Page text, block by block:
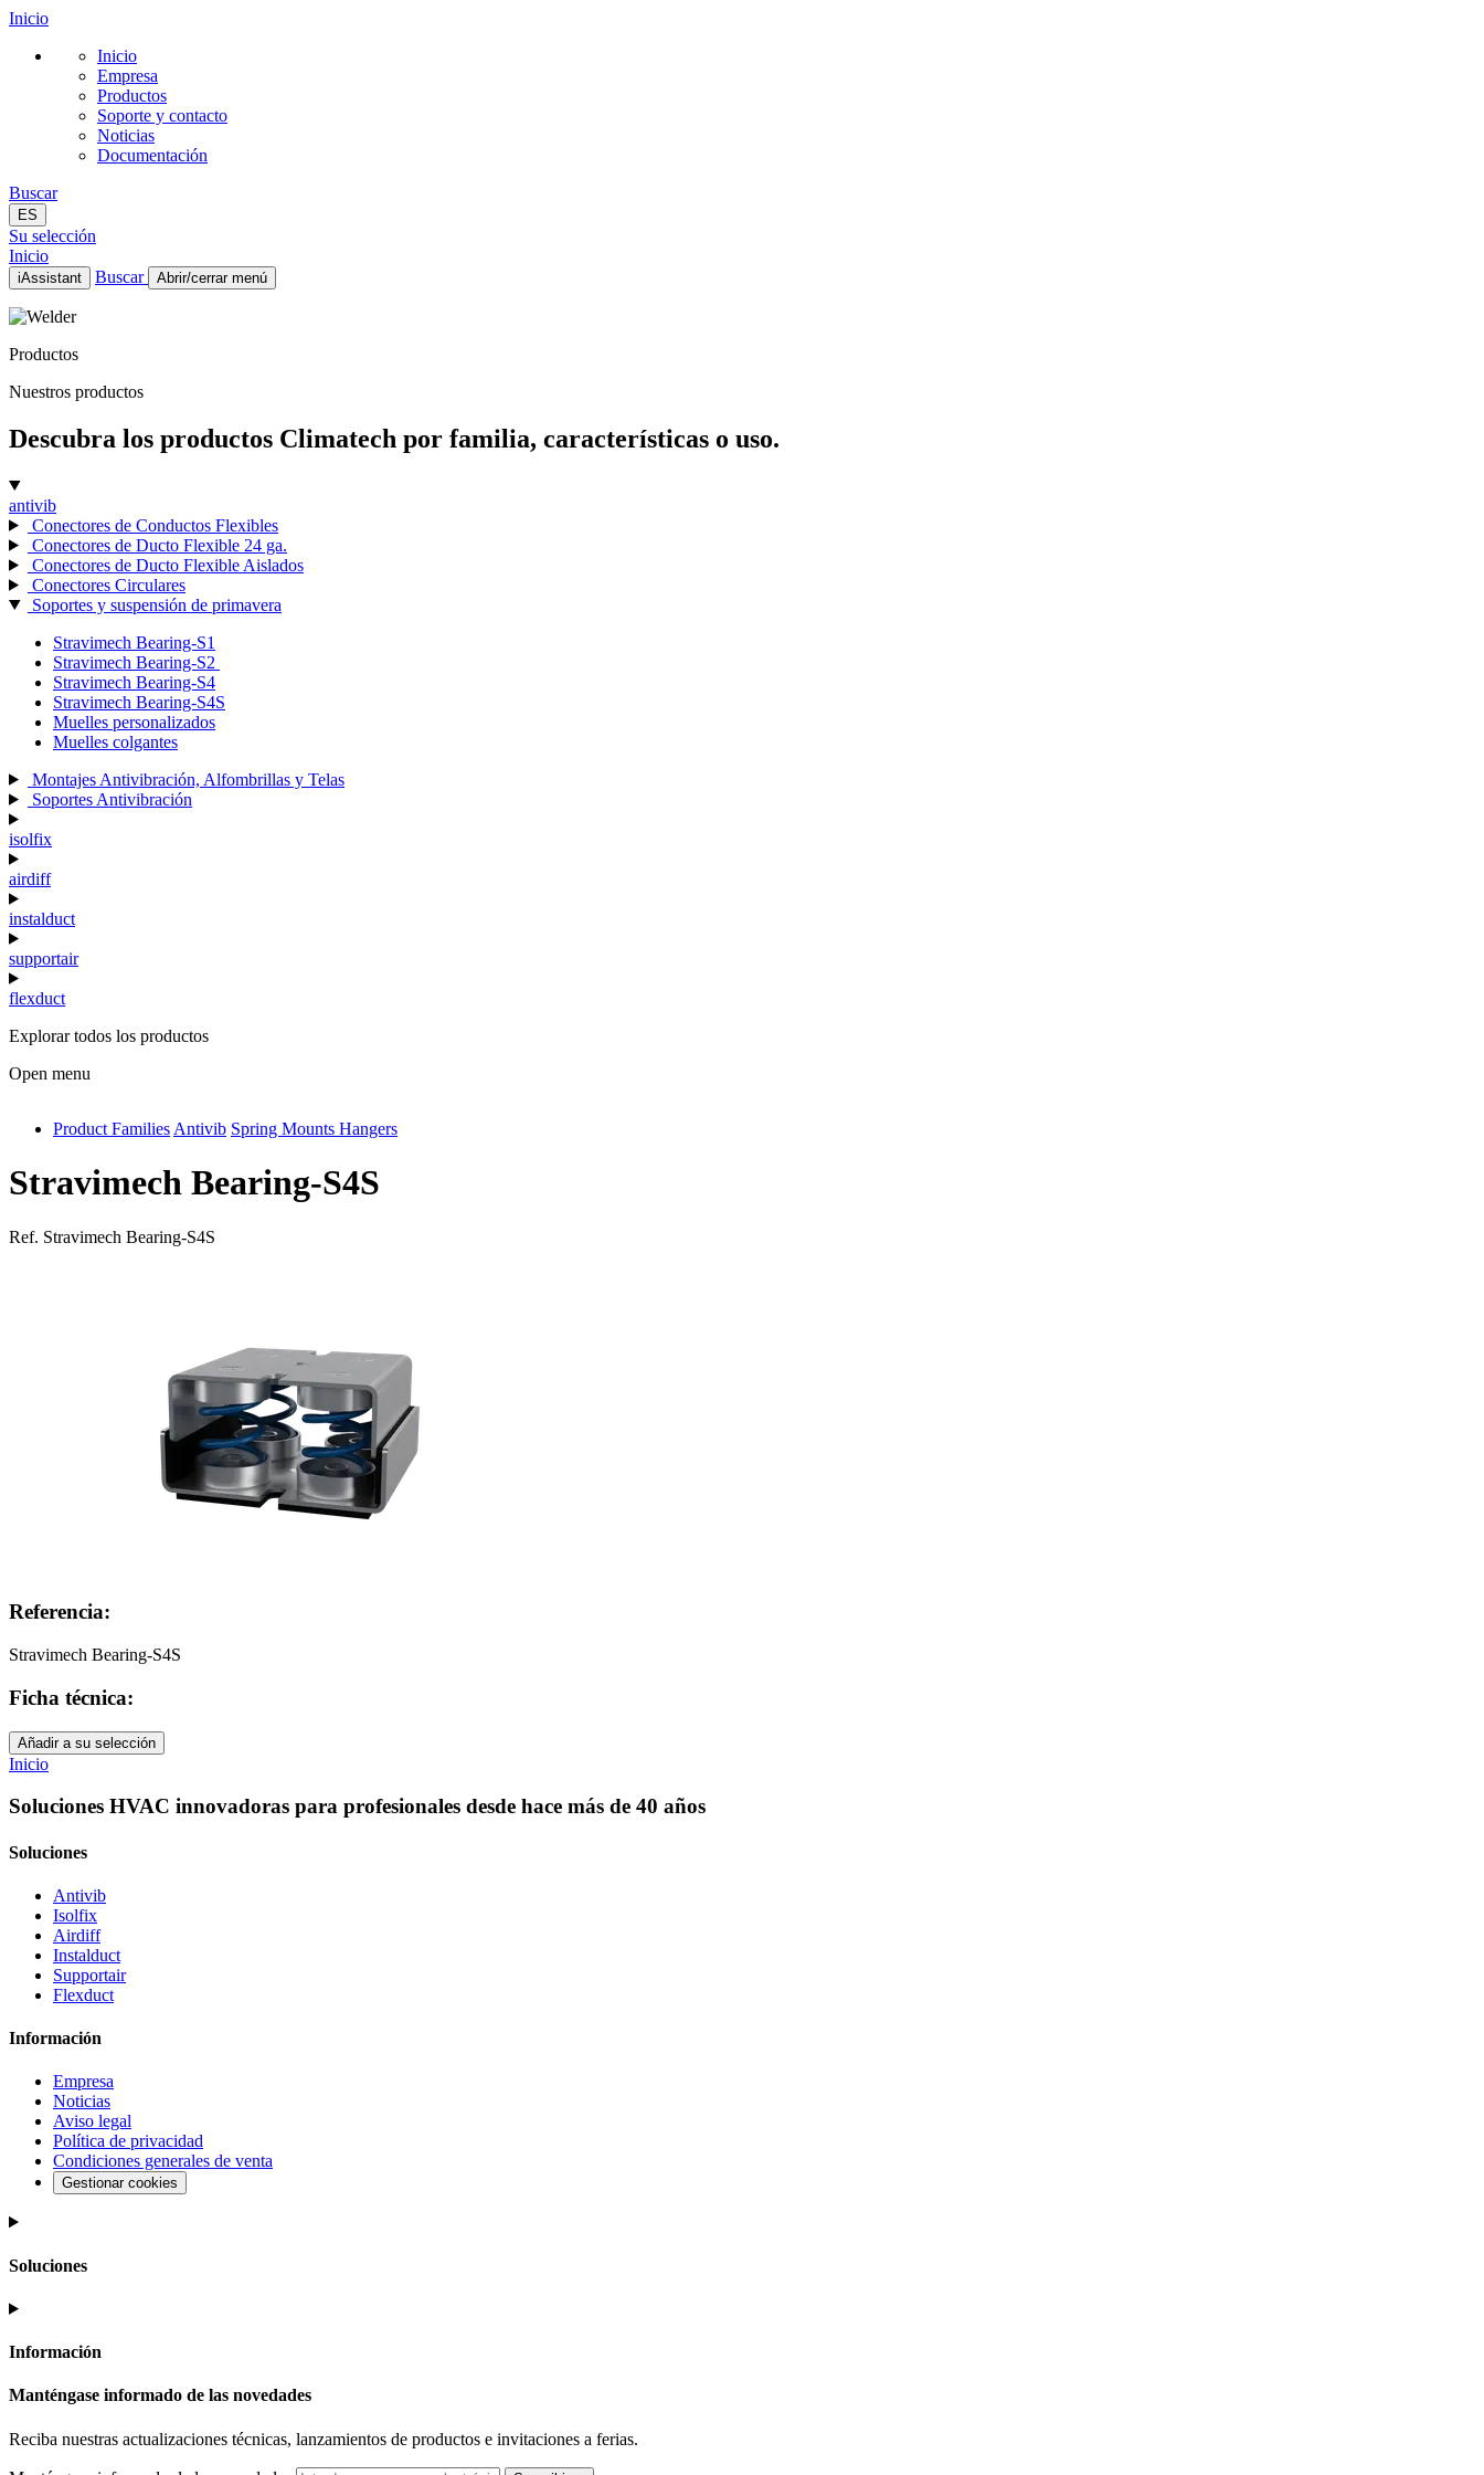
Inicio
Inicio
Empresa
Productos
Soporte y contacto
Noticias
Documentación
Buscar
ES
Su selección
Inicio
iAssistant Buscar Abrir/cerrar menú
Inicio
Productos
Noticias
ES
Productos
Nuestros productos
Descubra los productos Climatech por familia, características o uso.
antivib
Conectores de Conductos Flexibles
Conectores de Ducto Flexible 24 ga.
Conectores de Ducto Flexible Aislados
Conectores Circulares
Soportes y suspensión de primavera
Stravimech Bearing-S1
Stravimech Bearing-S2
Stravimech Bearing-S4
Stravimech Bearing-S4S
Muelles personalizados
Muelles colgantes
Montajes Antivibración, Alfombrillas y Telas
Soportes Antivibración
isolfix
airdiff
instalduct
supportair
flexduct
Explorar todos los productos
Open menu
antivib
isolfix
Product Families Antivib Spring Mounts Hangers
Stravimech Bearing-S4S
Ref. Stravimech Bearing-S4S
Referencia:
Stravimech Bearing-S4S
Ficha técnica:
Añadir a su selección
Inicio
Soluciones HVAC innovadoras para profesionales desde hace más de 40 años
Soluciones
Antivib
Isolfix
Airdiff
Instalduct
Supportair
Flexduct
Información
Empresa
Noticias
Aviso legal
Política de privacidad
Condiciones generales de venta
Gestionar cookies
Soluciones
Información
Manténgase informado de las novedades
Reciba nuestras actualizaciones técnicas, lanzamientos de productos e invitaciones a ferias.